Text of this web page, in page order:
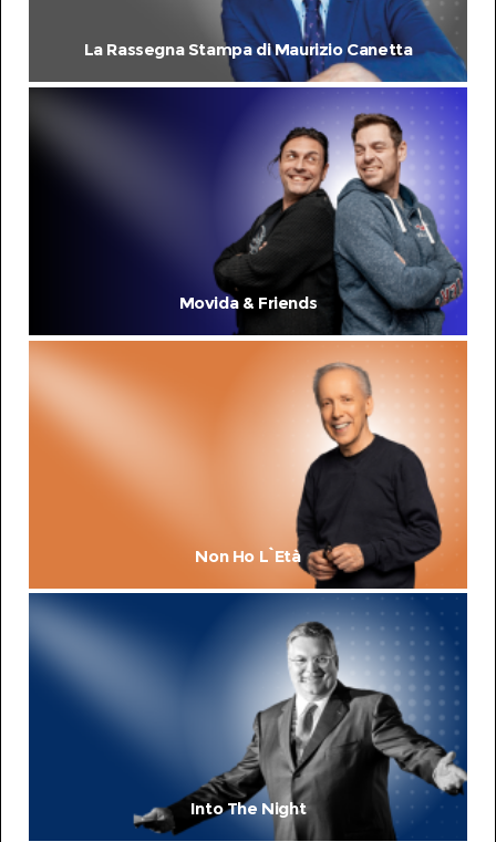
La Rassegna Stampa di Maurizio Canetta
Movida & Friends
Non Ho L`Età
Into The Night